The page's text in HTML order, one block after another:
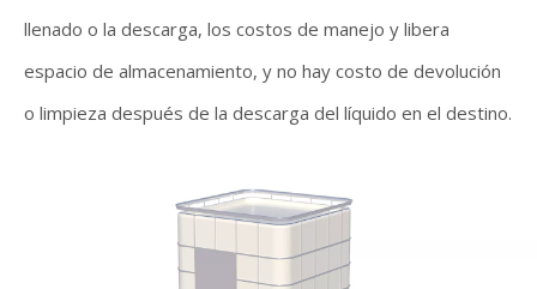
llenado o la descarga, los costos de manejo y libera
espacio de almacenamiento, y no hay costo de devolución
o limpieza después de la descarga del líquido en el destino.